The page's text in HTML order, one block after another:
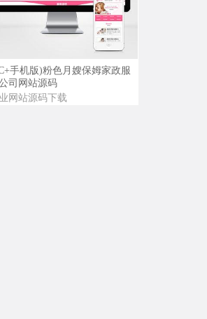
免***28
应手机端)黑色响应式高端大气网
应移动端)APP应用软件下载落地
件公司网站模板
查看详情 查看演示
手机版)粉色月嫂保姆家政服
司网站源码
网站源码下载